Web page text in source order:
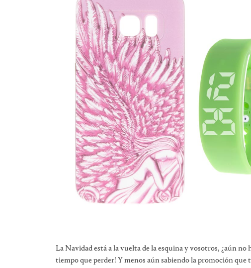
La Navidad está a la vuelta de la esquina y vosotros, ¿aún no
tiempo que perder! Y menos aún sabiendo la promoción